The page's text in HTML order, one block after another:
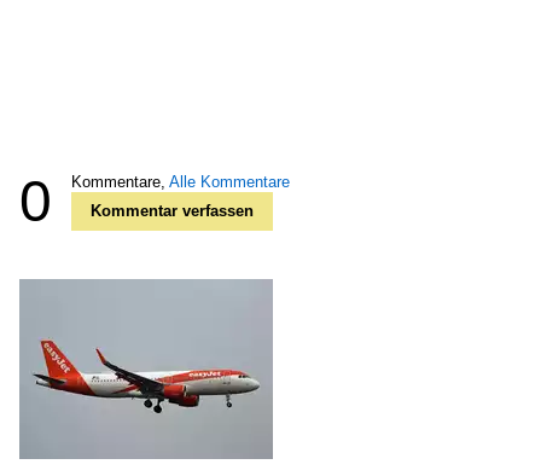
0 Kommentare, Alle Kommentare
Kommentar verfassen